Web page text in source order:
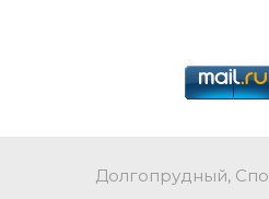
Долгопрудный,